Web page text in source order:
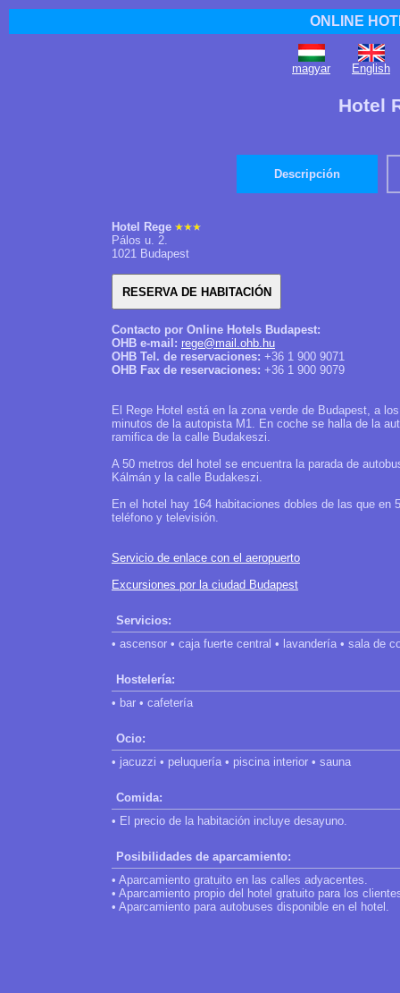
ONLINE
magyar English
Hotel
Descripción
Hotel Rege
Pálos u. 2.
1021 Budapest
Contacto por Online Hotels Budapest:
OHB e-mail: rege@mail.ohb.hu
OHB Tel. de reservaciones: +36 1 900 9071
OHB Fax de reservaciones: +36 1 900 9079
El Rege Hotel está en la zona verde de Budapest, a
minutos de la autopista M1. En coche se halla de la
ramifica de la calle Budakeszi.
A 50 metros del hotel se encuentra la parada de
Kálmán y la calle Budakeszi.
En el hotel hay 164 habitaciones dobles de las que
teléfono y televisión.
Servicio de enlace con el aeropuerto
Excursiones por la ciudad Budapest
Servicios:
• ascensor • caja fuerte central • lavandería • sala de
Hostelería:
• bar • cafetería
Ocio:
• jacuzzi • peluquería • piscina interior • sauna
Comida:
• El precio de la habitación incluye desayuno.
Posibilidades de aparcamiento:
• Aparcamiento gratuito en las calles adyacentes.
• Aparcamiento propio del hotel gratuito para los
• Aparcamiento para autobuses disponible en el hotel.